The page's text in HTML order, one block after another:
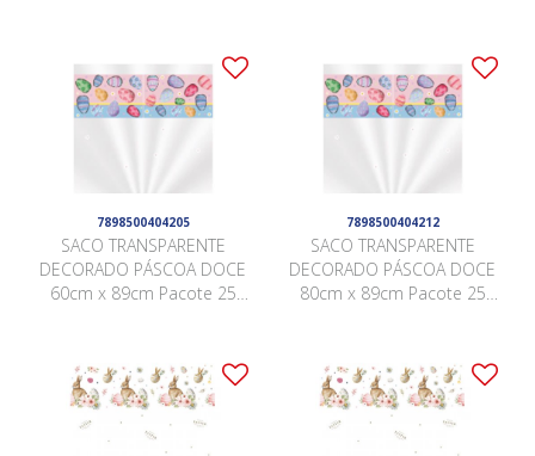
7898500404205
SACO TRANSPARENTE
DECORADO PÁSCOA DOCE
60cm x 89cm Pacote 25
7898500404212
SACO TRANSPARENTE
DECORADO PÁSCOA DOCE
80cm x 89cm Pacote 25